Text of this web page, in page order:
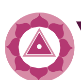
navigation